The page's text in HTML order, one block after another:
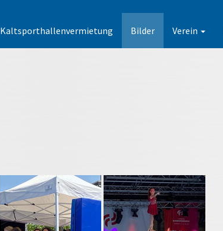
Kaltsporthallenvermietung Bilder Verein